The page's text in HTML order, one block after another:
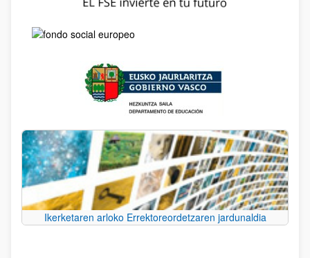
Ikerketaren arloko Errektoreordetzaren jardunaldia